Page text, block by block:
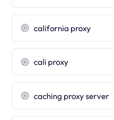
california proxy
cali proxy
caching proxy server